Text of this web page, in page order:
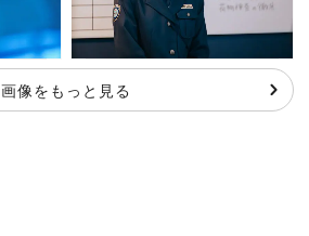
画像をもっと見る